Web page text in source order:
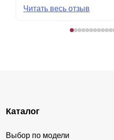
Читать весь отзыв
Каталог
Выбор по модели